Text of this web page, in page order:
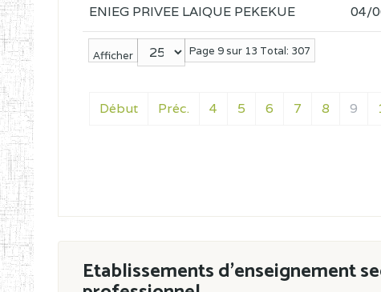
Afficher Page 9 sur 13 Total: 307
Début Préc. 4 5 6 7 8 9
ENIEG PRIVEE LAIQUE PEKEKUE 04/
Etablissements d'enseignement